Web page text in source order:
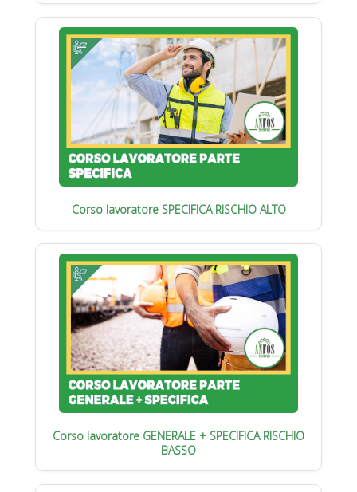
Corso lavoratore SPECIFICA RISCHIO ALTO
Corso lavoratore GENERALE + SPECIFICA RISCHIO
BASSO